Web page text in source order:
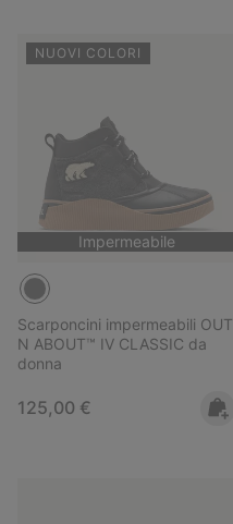
NUOVI COLORI
Impermeabile
Scarponcini impermeabili OUT
N ABOUT™ IV CLASSIC da
donna
Regular price:
125,00 €